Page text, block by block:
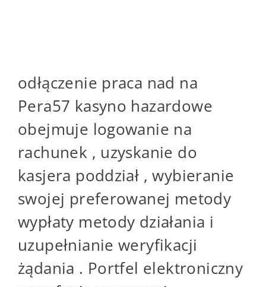
odłączenie praca nad na
Pera57 kasyno hazardowe
obejmuje logowanie na
rachunek , uzyskanie do
kasjera poddział , wybieranie
swojej preferowanej metody
wypłaty metody działania i
uzupełnianie weryfikacji
żądania . Portfel elektroniczny